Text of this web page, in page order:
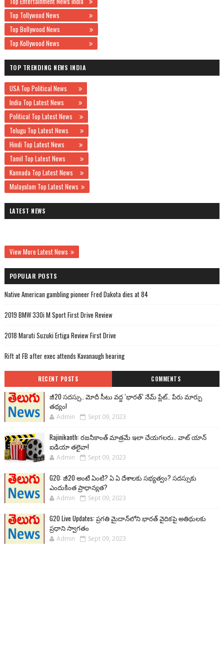
Top Tollywood News
Top Bollywood News
Top Kollywood News
TOP TRENDING NEWS INDIA
USA Top Political News
India Top Latest News
Political Top Latest News
Telugu Top Latest News
Hindi Top Latest News
Tamil Top Latest News
Kannada Top Latest News
Malayalam Top Latest News
LATEST NEWS
View More Latest News
POPULAR POSTS
Native American gambling pioneer Fred Dakota dies at 84
2019 BMW 330i M Sport First Drive Review
2018 Maruti Suzuki Ertiga Review First Drive
Rift at FB after exec attends Kavanaugh hearing
RECENT POSTS COMMENTS
జీ20 సదస్సు.. మోదీ సీటు వద్ద ‘భారత్’ నేమ్ ప్లేట్‌.. పేరు మార్పు
తథ్యం!
Admin Sept 09, 2023
Rajinikanth: రజనీకాంత్ మాత్రమే ఇలా చేయగలరు.. వాట్ యాన్
ఐడియా తలైవా!
Admin Sept 09, 2023
G20: జీ20 అంటే ఏంటి? ఏ ఏ దేశాలకు సభ్యత్వం? సదస్సుకు
ఎందుకింత ప్రాధాన్యత?
Admin Sept 09, 2023
G20 Live Updates: ప్రగతి మైదాన్‌లోని భారత్ వైదికపై అతిథులకు
ప్రధాని స్వాగతం
Admin Sept 09, 2023